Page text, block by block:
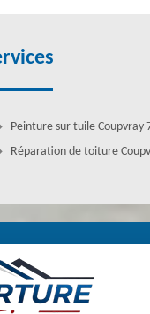
seront bien équipés et
Antoine, vous vous
Alors, si vous avez
le 77700, Couverture
Peinture sur tuile Coupvray
Réparation de toiture